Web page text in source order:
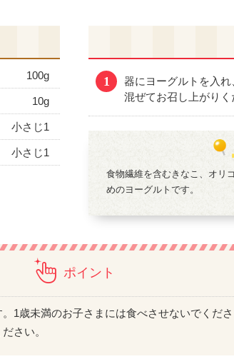
100g
10g
小さじ1
小さじ1
1
器にヨーグルトを入
混ぜてお召し上がりく
食物繊維を含むきなこ、オリ
めのヨーグルトです。
ポイント
1歳未満のお子さまには食べさせないでくだ
さい。